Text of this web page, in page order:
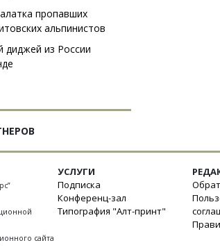
пропавших
альпинистов
диджей из России
сайта
УСЛУГИ
Подписка
Конференц-зал
Типография "Алт-принт"